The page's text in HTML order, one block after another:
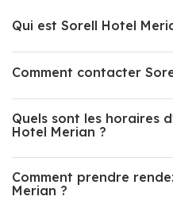
Qui est Sorell Hotel
Comment contacter
Quels sont les horaires
Hotel Merian ?
Comment prendre
Merian ?